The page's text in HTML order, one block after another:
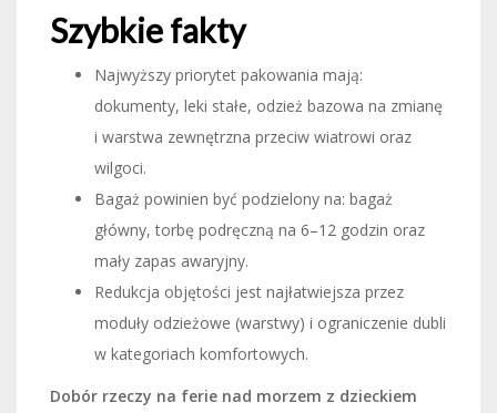
Szybkie fakty
Najwyższy priorytet pakowania mają:
dokumenty, leki stałe, odzież bazowa na zmianę
i warstwa zewnętrzna przeciw wiatrowi oraz
wilgoci.
Bagaż powinien być podzielony na: bagaż
główny, torbę podręczną na 6–12 godzin oraz
mały zapas awaryjny.
Redukcja objętości jest najłatwiejsza przez
moduły odzieżowe (warstwy) i ograniczenie dubli
w kategoriach komfortowych.
Dobór rzeczy na ferie nad morzem z dzieckiem